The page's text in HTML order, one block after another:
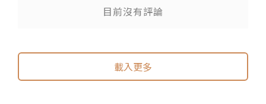
目前沒有評論
載入更多